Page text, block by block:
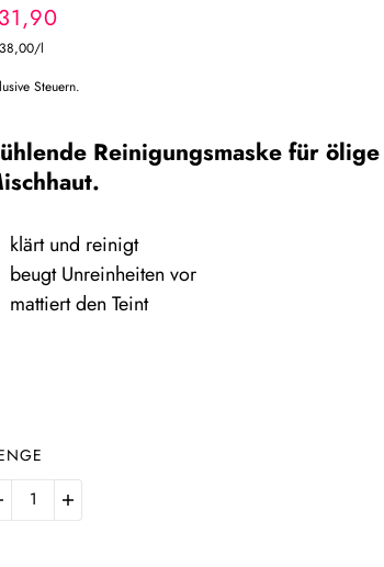
/l
Steuern.
Reinigungsmaske für
klärt und reinigt
beugt Unreinheiten vor
mattiert den Teint